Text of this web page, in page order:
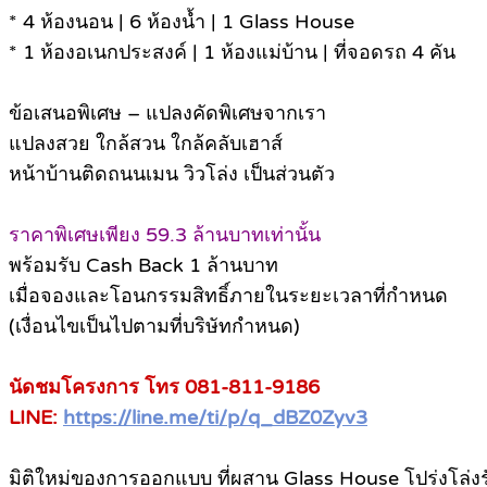
* 4 ห้องนอน | 6 ห้องน้ำ | 1 Glass House
* 1 ห้องอเนกประสงค์ | 1 ห้องแม่บ้าน | ที่จอดรถ 4 คัน
ข้อเสนอพิเศษ – แปลงคัดพิเศษจากเรา
แปลงสวย ใกล้สวน ใกล้คลับเฮาส์
หน้าบ้านติดถนนเมน วิวโล่ง เป็นส่วนตัว
ราคาพิเศษเพียง 59.3 ล้านบาทเท่านั้น
พร้อมรับ Cash Back 1 ล้านบาท
เมื่อจองและโอนกรรมสิทธิ์ภายในระยะเวลาที่กำหนด
(เงื่อนไขเป็นไปตามที่บริษัทกำหนด)
นัดชมโครงการ โทร 081-811-9186
LINE: https://line.me/ti/p/q_dBZ0Zyv3
มิติใหม่ของการออกแบบ ที่ผสาน Glass House โปร่งโล่